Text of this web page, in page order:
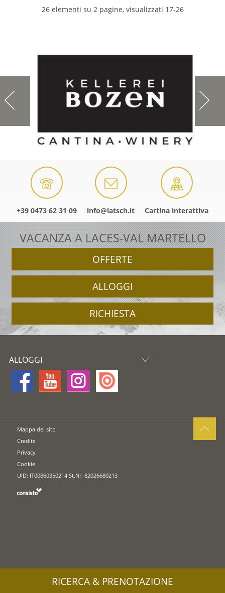
26 elementi su 2 pagine, visualizzati 17-26
+39 0473 62 31 09 info@latsch.it Cartina interattiva
VACANZA A LACES-VAL MARTELLO
OFFERTE
ALLOGGI
RICHIESTA
ALLOGGI
Mappa del sito
Credits
Privacy
Cookie
UID: IT00860350214 St.Nr: 82026680213
RICERCA & PRENOTAZIONE